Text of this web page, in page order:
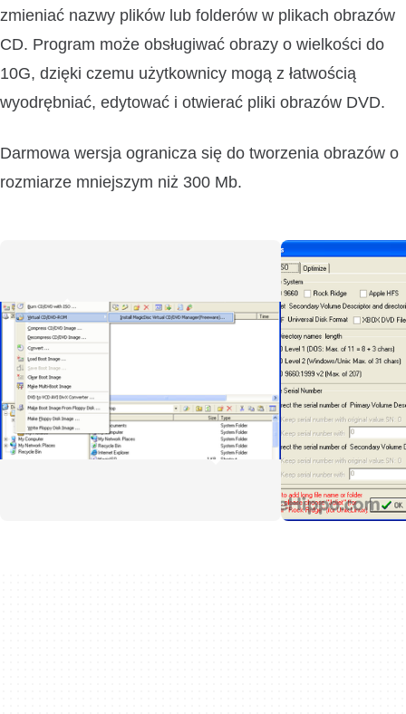
zmieniać nazwy plików lub folderów w plikach obrazów
CD. Program może obsługiwać obrazy o wielkości do
10G, dzięki czemu użytkownicy mogą z łatwością
wyodrębniać, edytować i otwierać pliki obrazów DVD.
Darmowa wersja ogranicza się do tworzenia obrazów o
rozmiarze mniejszym niż 300 Mb.